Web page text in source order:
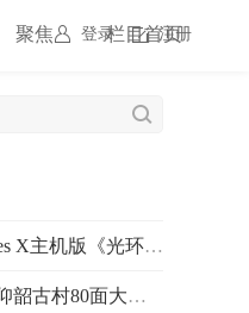
登录 注册
聚焦 栏目首页
光环：无限》第三赛季将引入光线
鼓齐响唤春 精彩演绎重现传统